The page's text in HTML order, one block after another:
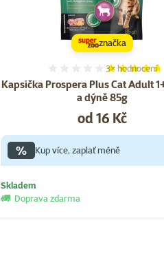
Kapsička Prospera Plus Cat Adult
a dýně 85g
Hodnocení
3× hodnocení
Cena
od 16 Kč
značka
% Kup více, zaplať méně
Skladem
Doprava zdarma